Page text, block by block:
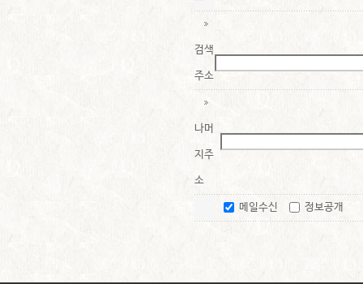
검색
주소
나머
지주
소
메일수신 정보공개